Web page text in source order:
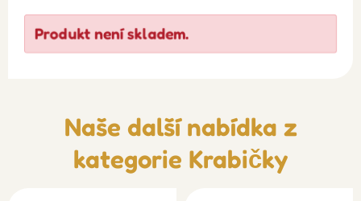
Produkt není skladem.
Naše další nabídka z
kategorie Krabičky